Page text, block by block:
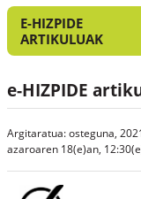
E-HIZPIDE
ARTIKULUAK
e-HIZPIDE
Argitaratua: osteguna,
azaroaren 18(e)an,